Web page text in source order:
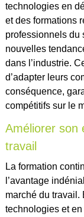
technologies en
et des formations
professionnels du
nouvelles
dans l’industrie.
d’adapter leurs
conséquence,
compétitifs sur le
Améliorer son
travail
La formation
l’avantage
marché du travail.
technologies et